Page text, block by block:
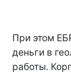
При этом
деньги в
работы.